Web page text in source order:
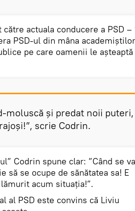
actuala conducere a PSD –
PSD-ul din mâna academiștilor
pe care oamenii le așteaptă
moluscă și predat noii puteri,
scrie Codrin.
Codrin spune clar: ”Când se va
să se ocupe de sănătatea sa! E
acum situația!”.
al PSD este convins că Liviu